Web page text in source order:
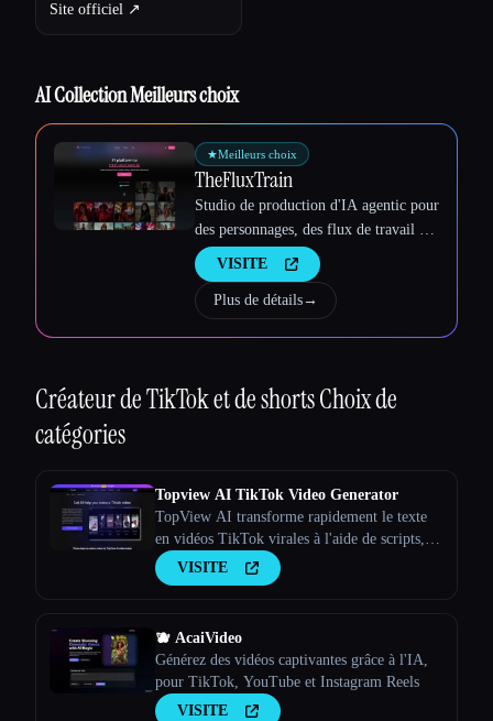
Site officiel ↗︎
AI Collection Meilleurs choix
★Meilleurs choix
TheFluxTrain
Studio de production d'IA agentic pour
des personnages, des flux de travail et
des vidéos cohérents
VISITE
Plus de détails→
Créateur de TikTok et de shortsChoix de
catégories
Topview AI TikTok Video Generator
TopView AI transforme rapidement le texte
en vidéos TikTok virales à l'aide de scripts, de
clips, de voix off et de musique automatisés.
VISITE
🫐 AcaiVideo
Générez des vidéos captivantes grâce à l'IA,
pour TikTok, YouTube et Instagram Reels
VISITE